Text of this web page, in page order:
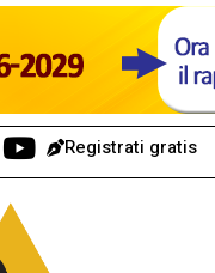
Registrati gratis